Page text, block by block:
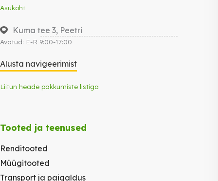
Asukoht
Kuma tee 3, Peetri
Avatud: E-R 9:00-17:00
Alusta navigeerimist
Liitun heade pakkumiste listiga
Tooted ja teenused
Renditooted
Müügitooted
Transport ja paigaldus